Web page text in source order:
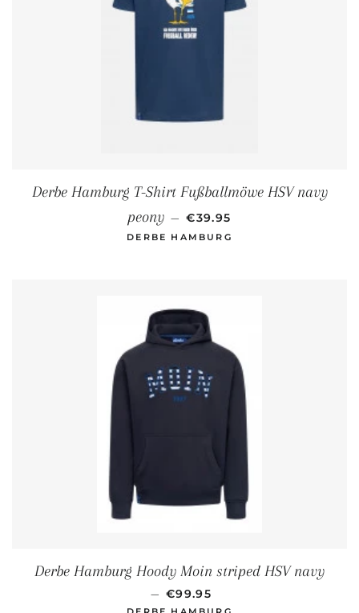
Derbe Hamburg T-Shirt Fußballmöwe HSV navy
peony — NORMALER PREIS
€39.95
DERBE HAMBURG
Derbe Hamburg Hoody Moin striped HSV navy
— NORMALER PREIS
€99.95